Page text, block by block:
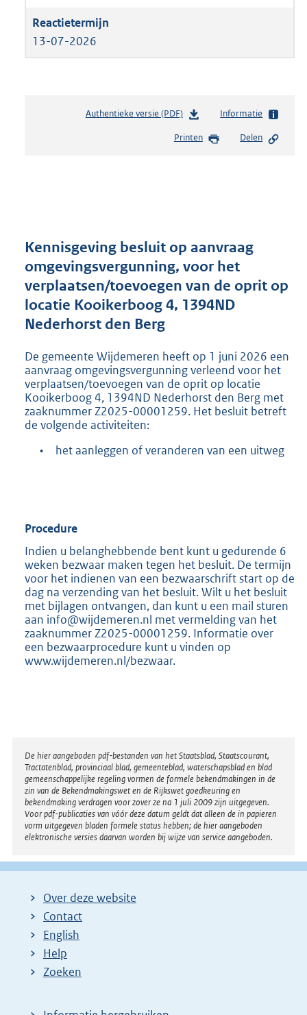
13-07-2026
Authentieke versie (PDF)b
s
r
o
t
t
2
0
K
b
Informatie
Printen Delen
Kennisgeving besluit op aanvraag
omgevingsvergunning, voor het
verplaatsen/toevoegen van de oprit op
locatie Kooikerboog 4, 1394ND
Nederhorst den Berg
De gemeente Wijdemeren heeft op 1 juni 2026 een
aanvraag omgevingsvergunning verleend voor het
verplaatsen/toevoegen van de oprit op locatie
Kooikerboog 4, 1394ND Nederhorst den Berg met
zaaknummer Z2025-00001259. Het besluit betreft
de volgende activiteiten:
•
het aanleggen of veranderen van een uitweg
Procedure
Indien u belanghebbende bent kunt u gedurende 6
weken bezwaar maken tegen het besluit. De termijn
voor het indienen van een bezwaarschrift start op de
dag na verzending van het besluit. Wilt u het besluit
met bijlagen ontvangen, dan kunt u een mail sturen
aan info@wijdemeren.nl met vermelding van het
zaaknummer Z2025-00001259. Informatie over
een bezwaarprocedure kunt u vinden op
www.wijdemeren.nl/bezwaar.
Disclaimer
De hier aangeboden pdf-bestanden van het Staatsblad, Staatscourant,
Tractatenblad, provinciaal blad, gemeenteblad, waterschapsblad en blad
gemeenschappelijke regeling vormen de formele bekendmakingen in de
zin van de Bekendmakingswet en de Rijkswet goedkeuring en
bekendmaking verdragen voor zover ze na 1 juli 2009 zijn uitgegeven.
Voor pdf-publicaties van vóór deze datum geldt dat alleen de in papieren
vorm uitgegeven bladen formele status hebben; de hier aangeboden
elektronische versies daarvan worden bij wijze van service aangeboden.
Over deze website
Contact
English
Help
Zoeken